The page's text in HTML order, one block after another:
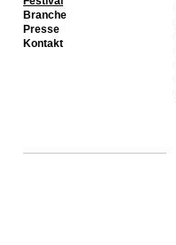
Branche
Presse
Kontakt